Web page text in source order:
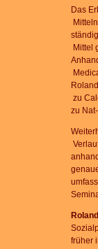
Das
Mitteln
Mittel
Roland
zu
zu
früher